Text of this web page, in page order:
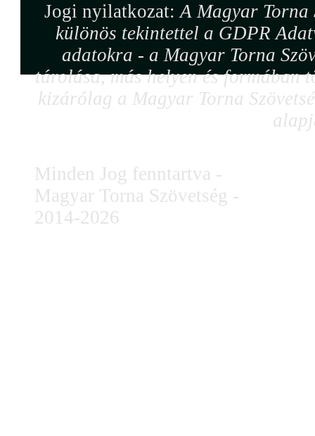
Jogi nyilatkozat:A Magyar Torna
különös tekintettel a GDPR
adatokra - a Magyar Torna
tárolása, más helyen és formában
kizárólag a Magyar Torna
Minden Jog fenntartva -
Magyar Torna Szövetség -
2014-2026